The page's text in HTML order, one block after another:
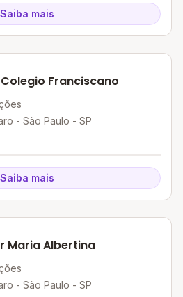
Saiba mais
Franciscano
- São Paulo - SP
Saiba mais
Maria Albertina
- São Paulo - SP